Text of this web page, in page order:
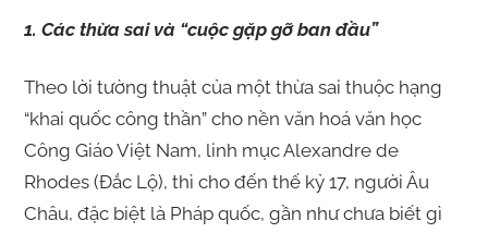
1. Các thừa sai và “cuộc gặp gỡ ban đầu”
Theo lời tường thuật của một thừa sai thuộc hạng
“khai quốc công thần” cho nền văn hoá văn học
Công Giáo Việt Nam, linh mục Alexandre de
Rhodes (Đắc Lộ), thì cho đến thế kỷ 17, người Âu
Châu, đặc biệt là Pháp quốc, gần như chưa biết gì